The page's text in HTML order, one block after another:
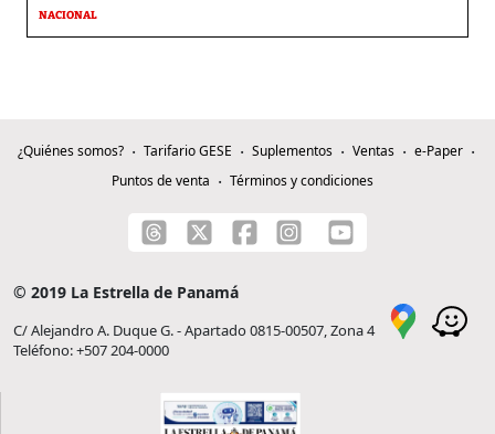
NACIONAL
¿Quiénes somos? Tarifario GESE Suplementos Ventas
e-Paper
Puntos de venta
Términos y condiciones
© 2019 La Estrella de Panamá
C/ Alejandro A. Duque G. - Apartado 0815-00507, Zona 4
Teléfono: +507 204-0000